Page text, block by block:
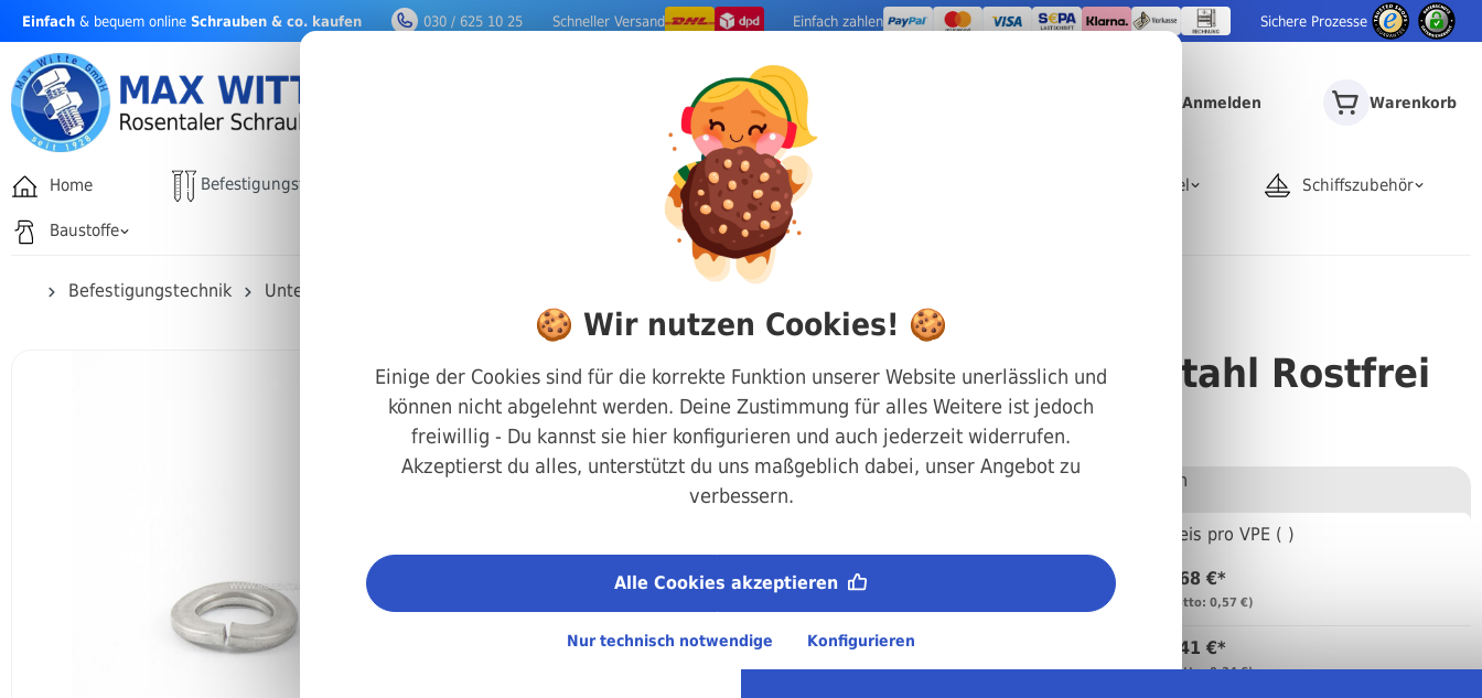
springen
Einfach & bequem online Schrauben & co. kaufen 030 / 625 10 25 Schneller Versand Einfach zahlen Sichere Prozesse
Anmelden Warenkorb
Home Befestigungstechnik Werkzeuge Rohrartikel Schiffszubehör
Baustoffe
Befestigungstechnik Unterlegscheiben & Federringe
Federring DIN 128 A2 Edelstahl Rostfrei
Form A Gr.16
Art.-Nr.
200128160
A2 Edelstahl
Regellieferzeit:4-6 Arbeitstage
Stückweise bestellen
Preis pro VPE ( )
0,68 €*
(netto: 0,57 €)
0,41 €*
(netto: 0,34 €)
🍪 Wir nutzen Cookies! 🍪
Einige der Cookies sind für die korrekte Funktion unserer Website unerlässlich und
können nicht abgelehnt werden. Deine Zustimmung für alles Weitere ist jedoch
freiwillig - Du kannst sie hier konfigurieren und auch jederzeit widerrufen.
Akzeptierst du alles, unterstützt du uns maßgeblich dabei, unser Angebot zu
verbessern.
Alle Cookies akzeptieren
Nur technisch notwendige Konfigurieren